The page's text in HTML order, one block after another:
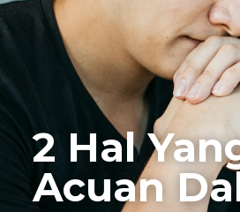
2 Hal
Acuan